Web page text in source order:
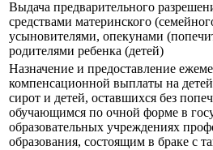
Выдача предварительного
средствами материнского
усыновителями, опекунами
родителями ребенка (детей)
Назначение и предоставление
компенсационной выплаты на
сирот и детей, оставшихся без
обучающимся по очной форме в
образовательных учреждениях
образования, состоящим в браке с